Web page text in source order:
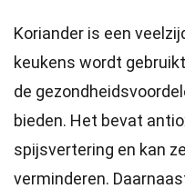
Koriander is een
keukens wordt
de
bieden. Het bevat
spijsvertering en kan
verminderen.